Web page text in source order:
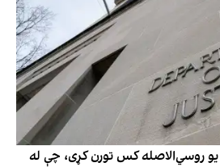
یو روسي‌الاصله کس تورن کړی، چې له